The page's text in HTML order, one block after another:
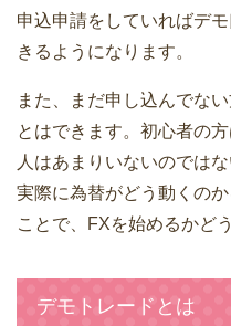
申込申請をしていればデ
きるようになります。
また、まだ申し込んでな
とはできます。初心者の
人はあまりいないのでは
実際に為替がどう動くの
ことで、FXを始めるかど
デモトレードとは